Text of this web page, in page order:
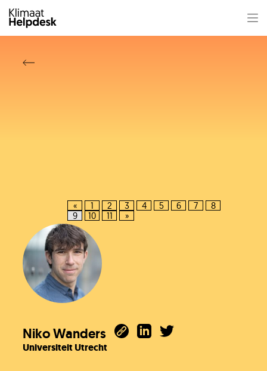
« 1 2 3 4 5 6 7
8
9
10 11 »
Niko Wanders
Universiteit Utrecht